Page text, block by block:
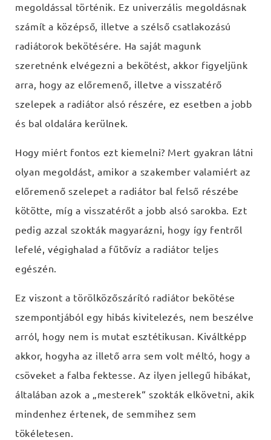
megoldással történik. Ez univerzális megoldásnak
számít a középső, illetve a szélső csatlakozású
radiátorok bekötésére. Ha saját magunk
szeretnénk elvégezni a bekötést, akkor figyeljünk
arra, hogy az előremenő, illetve a visszatérő
szelepek a radiátor alsó részére, ez esetben a jobb
és bal oldalára kerülnek.
Hogy miért fontos ezt kiemelni? Mert gyakran látni
olyan megoldást, amikor a szakember valamiért az
előremenő szelepet a radiátor bal felső részébe
kötötte, míg a visszatérőt a jobb alsó sarokba. Ezt
pedig azzal szokták magyarázni, hogy így fentről
lefelé, végighalad a fűtővíz a radiátor teljes
egészén.
Ez viszont a törölközőszárító radiátor bekötése
szempontjából egy hibás kivitelezés, nem beszélve
arról, hogy nem is mutat esztétikusan. Kiváltképp
akkor, hogyha az illető arra sem volt méltó, hogy a
csöveket a falba fektesse. Az ilyen jellegű hibákat,
általában azok a „mesterek“ szokták elkövetni, akik
mindenhez értenek, de semmihez sem
tökéletesen.